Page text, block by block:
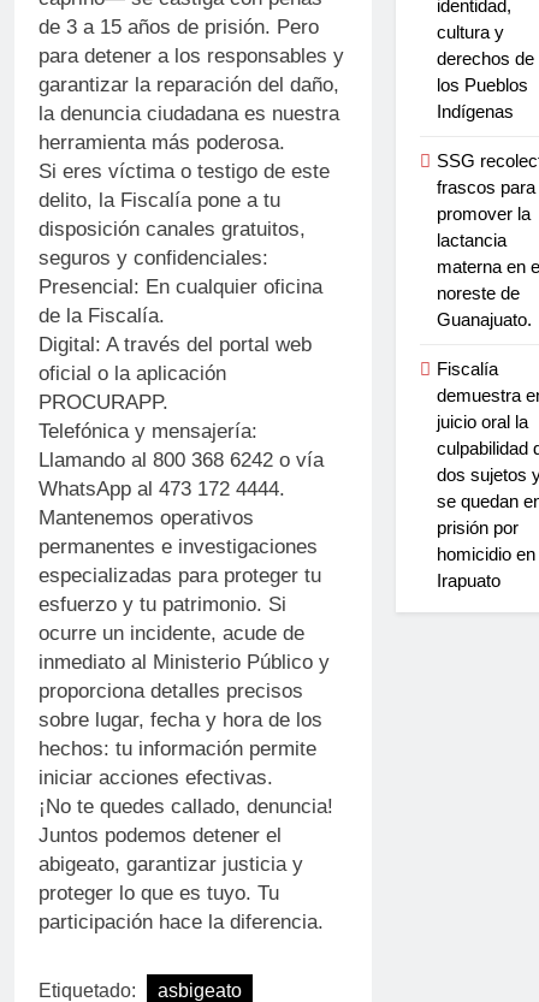
de 3 a 15 años de prisión. Pero
para detener a los responsables y
garantizar la reparación del daño,
la denuncia ciudadana es nuestra
herramienta más poderosa.
Si eres víctima o testigo de este
delito, la Fiscalía pone a tu
disposición canales gratuitos,
seguros y confidenciales:
Presencial: En cualquier oficina
de la Fiscalía.
Digital: A través del portal web
oficial o la aplicación
PROCURAPP.
Telefónica y mensajería:
Llamando al 800 368 6242 o vía
WhatsApp al 473 172 4444.
Mantenemos operativos
permanentes e investigaciones
especializadas para proteger tu
esfuerzo y tu patrimonio. Si
ocurre un incidente, acude de
inmediato al Ministerio Público y
proporciona detalles precisos
sobre lugar, fecha y hora de los
hechos: tu información permite
iniciar acciones efectivas.
¡No te quedes callado, denuncia!
Juntos podemos detener el
abigeato, garantizar justicia y
proteger lo que es tuyo. Tu
participación hace la diferencia.
Etiquetado: asbigeato
identidad,
cultura y
derechos de
los Pueblos
Indígenas
SSG
frascos para
promover la
lactancia
materna en
noreste de
Guanajuato.
Fiscalía
demuestra
juicio oral la
culpabilidad
dos sujetos
se quedan
prisión por
homicidio en
Irapuato